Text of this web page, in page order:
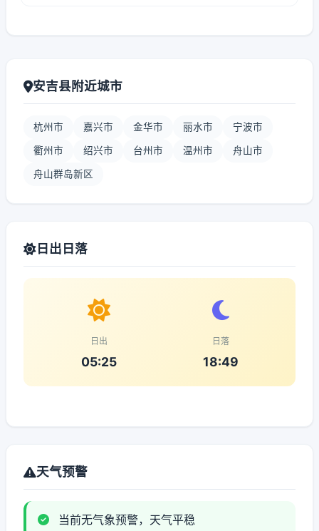
安吉县附近城市
杭州市 嘉兴市 金华市 丽水市 宁波市
衢州市 绍兴市 台州市 温州市 舟山市
舟山群岛新区
日出日落
日出
05:25
日落
18:49
天气预警
当前无气象预警，天气平稳